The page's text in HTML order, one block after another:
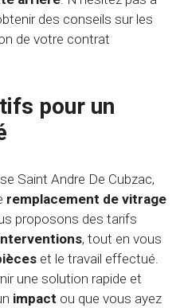
des conseils sur les
de votre contrat
pour un
Saint Andre De Cubzac,
remplacement de vitrage
proposons des tarifs
, tout en vous
et le travail effectué.
une solution rapide et
impact ou que vous ayez